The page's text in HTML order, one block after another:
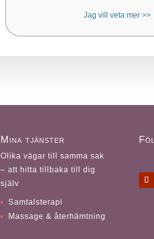
Jag vill veta mer >>
Mina tjänster
Olika vägar till samma sak
– att hitta tillbaka till dig
själv
Samtalsterapi
Massage & återhämtning